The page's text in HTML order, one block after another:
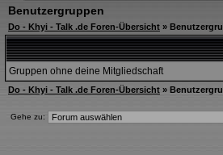
Benutzergruppen
Do - Khyi - Talk .de Foren-Übersicht »
Gruppen ohne deine Mitgliedschaft
Do - Khyi - Talk .de Foren-Übersicht »
Gehe zu: